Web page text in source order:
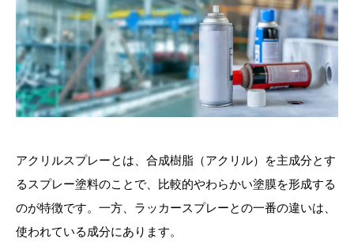
アクリルスプレーとは、合成樹脂（アクリル）を主成分とす
るスプレー塗料のことで、比較的やわらかい塗膜を形成する
のが特徴です。一方、ラッカースプレーとの一番の違いは、
使われている成分にあります。